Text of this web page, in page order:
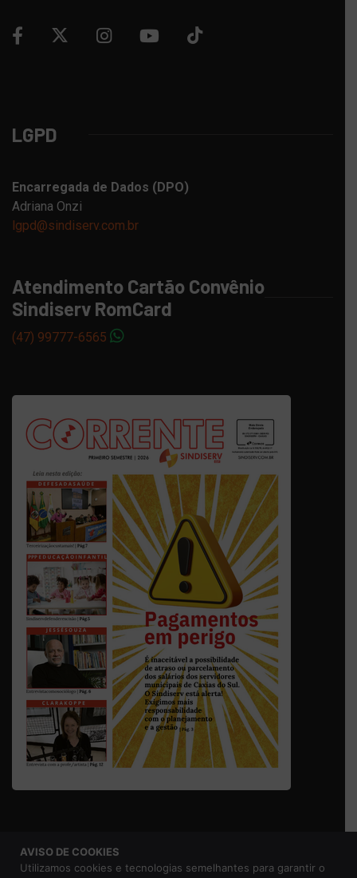
LGPD
Encarregada de Dados (DPO)
Adriana Onzi
lgpd@sindiserv.com.br
Atendimento Cartão Convênio
Sindiserv RomCard
(47) 99777-6565
© 2026 Sindicato dos Servidores Municipais de Caxias do
AVISO DE COOKIES
Utilizamos cookies e tecnologias semelhantes para garantir o